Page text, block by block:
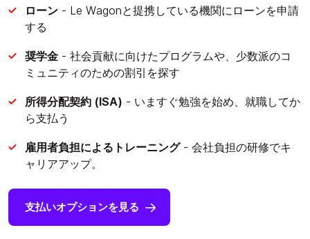
ローン - Le Wagonと提携している機関にローンを申請
する
奨学金 - 社会貢献に向けたプログラムや、少数派のコ
ミュニティのための割引を探す
所得分配契約 (ISA) - いますぐ勉強を始め、就職してか
ら支払う
雇用者負担によるトレーニング- 会社負担の研修でキ
ャリアアップ。
支払いオプションを見る